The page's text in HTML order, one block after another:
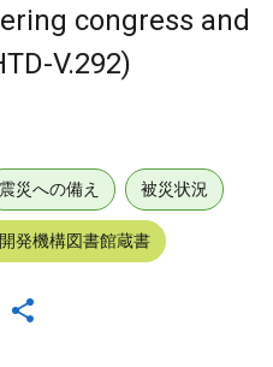
congress and
V.292)
震災への備え 被災状況
発機構図書館蔵書